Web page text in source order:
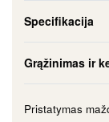
Specifikacija
Grąžinimas ir
Pristatymas